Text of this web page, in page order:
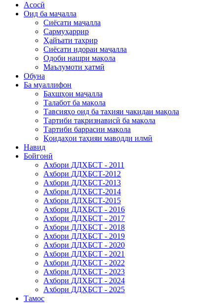
Асосӣ
Оид ба маҷалла
Сиёсати маҷалла
Сармуҳаррир
Ҳайъати таҳрир
Сиёсати идораи маҷалла
Одоби нашри мақола
Маълумоти ҳатмӣ
Обуна
Ба муаллифон
Бахшҳои маҷалла
Талабот ба мақола
Тавсияҳо оид ба таҳияи чакидаи мақола
Тартиби тақризнависӣ ба мақола
Тартиби баррасии мақола
Қоидаҳои таҳияи маводди илмӣ
Навид
Бойгонӣ
Ахбори ДДҲБСТ - 2011
Ахбори ДДҲБСТ-2012
Ахбори ДДҲБСТ-2013
Ахбори ДДҲБСТ-2014
Ахбори ДДҲБСТ-2015
Ахбори ДДҲБСТ - 2016
Ахбори ДДҲБСТ - 2017
Ахбори ДДҲБСТ - 2018
Ахбори ДДҲБСТ - 2019
Ахбори ДДҲБСТ - 2020
Ахбори ДДҲБСТ - 2021
Ахбори ДДҲБСТ - 2022
Ахбори ДДҲБСТ - 2023
Ахбори ДДҲБСТ - 2024
Ахбори ДДҲБСТ - 2025
Тамос